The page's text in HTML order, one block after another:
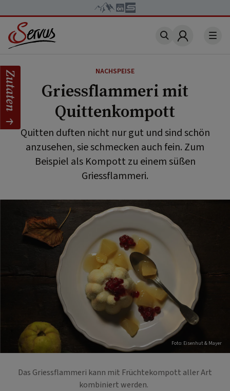
Account
NACHSPEISE
Griessflammeri mit
Quittenkompott
Quitten duften nicht nur gut und sind schön
anzusehen, sie schmecken auch fein. Zum
Beispiel als Kompott zu einem süßen
Griessflammeri.
Foto: Eisenhut & Mayer
Das Griessflammeri kann mit Früchtekompott aller Art
kombiniert werden.
Zutaten